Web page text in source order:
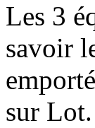
Les 3
savoir
sur Lot.